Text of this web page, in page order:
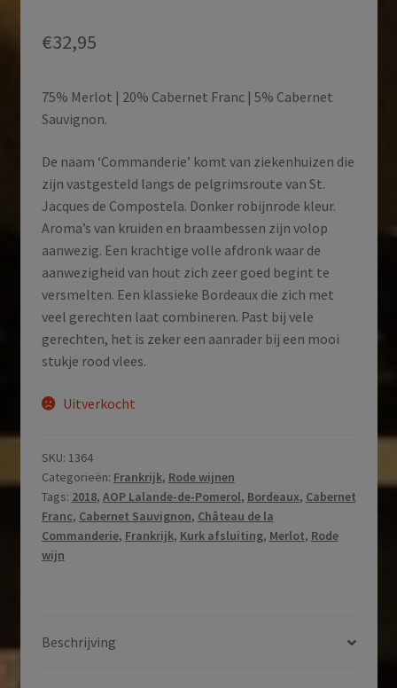
€32,95
75% Merlot | 20% Cabernet Franc | 5% Cabernet
Sauvignon.
De naam ‘Commanderie’ komt van ziekenhuizen die
zijn vastgesteld langs de pelgrimsroute van St.
Jacques de Compostela. Donker robijnrode kleur.
Aroma’s van kruiden en braambessen zijn volop
aanwezig. Een krachtige volle afdronk waar de
aanwezigheid van hout zich zeer goed begint te
versmelten. Een klassieke Bordeaux die zich met
veel gerechten laat combineren. Past bij vele
gerechten, het is zeker een aanrader bij een mooi
stukje rood vlees.
Uitverkocht
SKU: 1364
Categorieën: Frankrijk, Rode wijnen
Tags: 2018, AOP Lalande-de-Pomerol, Bordeaux, Cabernet
Franc, Cabernet Sauvignon, Château de la
Commanderie, Frankrijk, Kurk afsluiting, Merlot, Rode
wijn
Beschrijving